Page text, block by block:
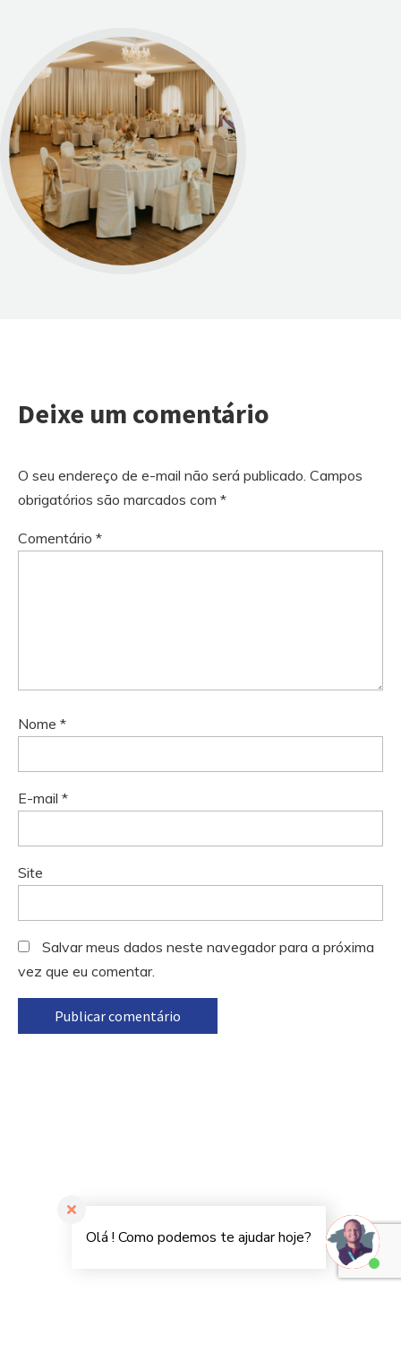
Deixe um comentário
O seu endereço de e-mail não será publicado. Campos
obrigatórios são marcados com *
Comentário *
Nome *
E-mail *
Site
Salvar meus dados neste navegador para a próxima
vez que eu comentar.